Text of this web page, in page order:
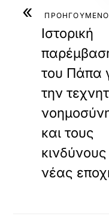
« ΠΡΟΗΓΟΥΜΕΝΟ
Ιστορική
του Πάπα
την
και τους
νέας